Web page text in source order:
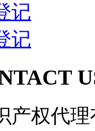
记
记
产权代